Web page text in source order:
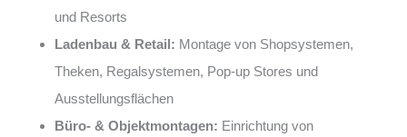
und Resorts
Ladenbau & Retail: Montage von Shopsystemen,
Theken, Regalsystemen, Pop-up Stores und
Ausstellungsflächen
Büro- & Objektmontagen: Einrichtung von